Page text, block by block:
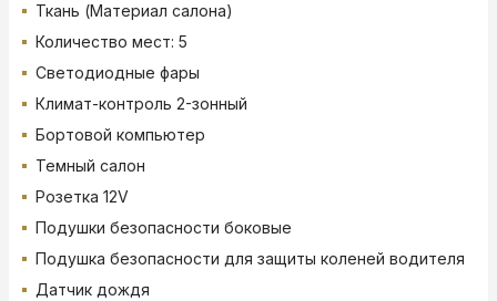
Ткань (Материал салона)
Количество мест: 5
Светодиодные фары
Климат-контроль 2-зонный
Бортовой компьютер
Темный салон
Розетка 12V
Подушки безопасности боковые
Подушка безопасности для защиты коленей водителя
Датчик дождя